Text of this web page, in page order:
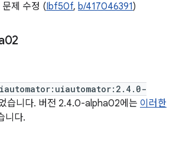
제 수정 (Ibf50f, b/417046391)
습니다. 버전 2.4.0-alpha02에는 이러한
니다.